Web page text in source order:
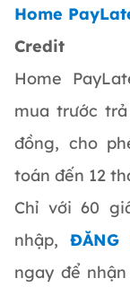
Home
Credit
Home
mua trước
đồng, cho
toán đến 12
Chỉ với 60
nhập, ĐĂNG
ngay để